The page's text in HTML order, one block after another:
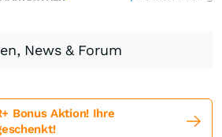
News & Forum
Bonus Aktion! Ihre